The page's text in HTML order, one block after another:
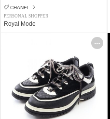
CHANEL
PERSONAL SHOPPER
Royal Mode